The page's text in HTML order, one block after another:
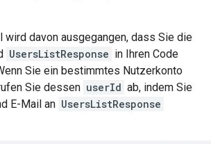
davon ausgegangen, dass Sie die
UsersListResponse in Ihren Code
Sie ein bestimmtes Nutzerkonto
Sie dessen userId ab, indem Sie
E-Mail an UsersListResponse